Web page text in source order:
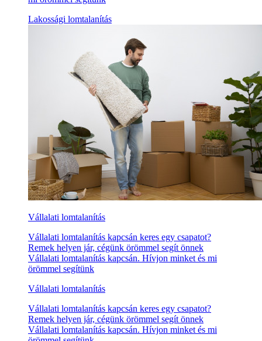
Lakossági lomtalanítás
Vállalati lomtalanítás
Vállalati lomtalanítás kapcsán keres egy csapatot?
Remek helyen jár, cégünk örömmel segít önnek
Vállalati lomtalanítás kapcsán. Hívjon minket és mi
örömmel segítünk
Vállalati lomtalanítás
Vállalati lomtalanítás kapcsán keres egy csapatot?
Remek helyen jár, cégünk örömmel segít önnek
Vállalati lomtalanítás kapcsán. Hívjon minket és mi